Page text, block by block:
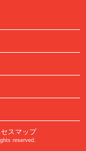
セスマップ
reserved.